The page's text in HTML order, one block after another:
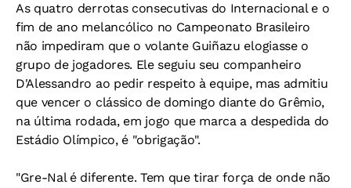
As quatro derrotas consecutivas do Internacional e o
fim de ano melancólico no Campeonato Brasileiro
não impediram que o volante Guiñazu elogiasse o
grupo de jogadores. Ele seguiu seu companheiro
D'Alessandro ao pedir respeito à equipe, mas admitiu
que vencer o clássico de domingo diante do Grêmio,
na última rodada, em jogo que marca a despedida do
Estádio Olímpico, é "obrigação".
"Gre-Nal é diferente. Tem que tirar força de onde não